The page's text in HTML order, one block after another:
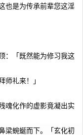
也是为传承前辈您这淫
「既然能为修习我这
师礼来！」
化作的虚影竟凝出实
梁蜿蜒而下。「玄化初